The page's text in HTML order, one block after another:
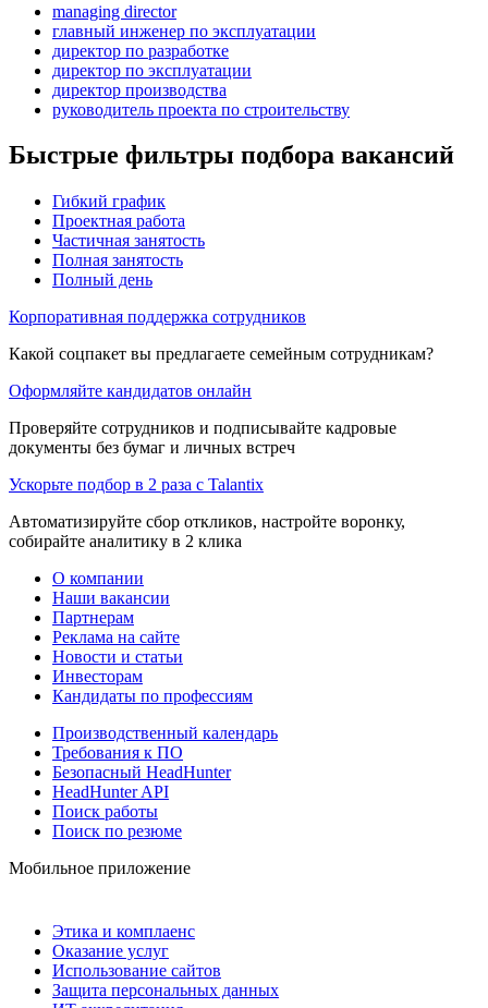
managing director
главный инженер по эксплуатации
директор по разработке
директор по эксплуатации
директор производства
руководитель проекта по строительству
Быстрые фильтры подбора вакансий
Гибкий график
Проектная работа
Частичная занятость
Полная занятость
Полный день
Корпоративная поддержка сотрудников
Какой соцпакет вы предлагаете семейным сотрудникам?
Оформляйте кандидатов онлайн
Проверяйте сотрудников и подписывайте кадровые
документы без бумаг и личных встреч
Ускорьте подбор в 2 раза с Talantix
Автоматизируйте сбор откликов, настройте воронку,
собирайте аналитику в 2 клика
О компании
Наши вакансии
Партнерам
Реклама на сайте
Новости и статьи
Инвесторам
Кандидаты по профессиям
Производственный календарь
Требования к ПО
Безопасный HeadHunter
HeadHunter API
Поиск работы
Поиск по резюме
Мобильное приложение
Этика и комплаенс
Оказание услуг
Использование сайтов
Защита персональных данных